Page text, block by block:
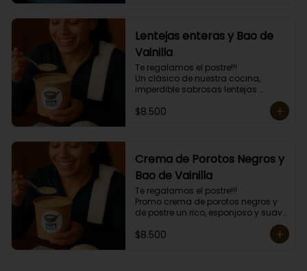
Lentejas enteras y Bao de
Vainilla
Te regalamos el postre!!!
Un clásico de nuestra cocina,
imperdible sabrosas lentejas
enteritas con carne y arroz mas el
postre un esponjoso Bao de
Porción individual lista para servir
de 400 grs.
$8.500
Crema de Porotos Negros y
Bao de Vainilla
Te regalamos el postre!!!
Promo crema de porotos negros y
de postre un rico, esponjoso y suave
Más topping a elección y mini
$8.500